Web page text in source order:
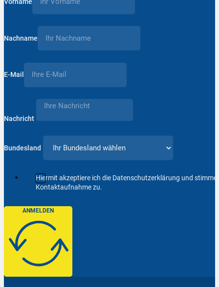
Vorname
Nachname
E-Mail
Nachricht
Bundesland
Hiermit akzeptiere ich die Datenschutzerklärung und
Kontaktaufnahme zu.
ANMELDEN